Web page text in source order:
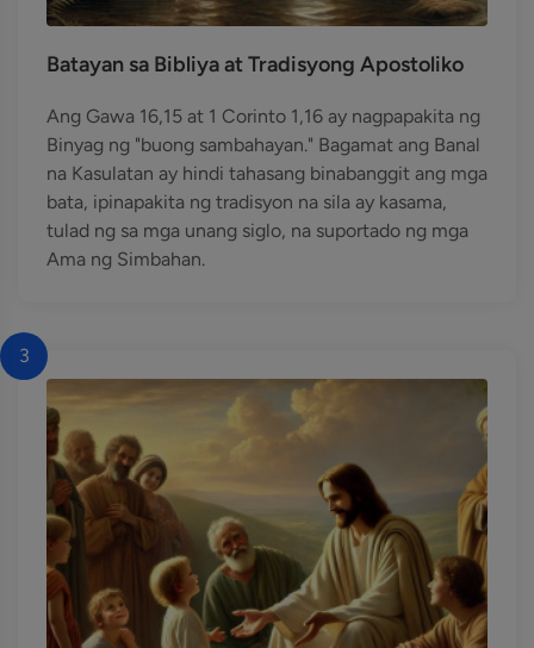
Batayan sa Bibliya at Tradisyong Apostoliko
Ang Gawa 16,15 at 1 Corinto 1,16 ay nagpapakita ng
Binyag ng "buong sambahayan." Bagamat ang Banal
na Kasulatan ay hindi tahasang binabanggit ang mga
bata, ipinapakita ng tradisyon na sila ay kasama,
tulad ng sa mga unang siglo, na suportado ng mga
Ama ng Simbahan.
3